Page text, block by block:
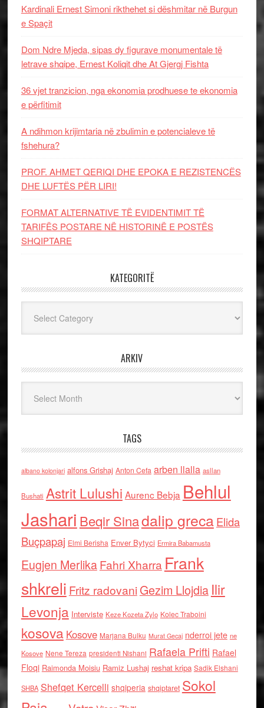
Kardinali Ernest Simoni rikthehet si dëshmitar në Burgun
e Spaçit
Dom Ndre Mjeda, sipas dy figurave monumentale të
letrave shqipe, Ernest Koliqit dhe At Gjergj Fishta
36 vjet tranzicion, nga ekonomia prodhuese te ekonomia
e përfitimit
A ndihmon krijimtaria në zbulimin e potencialeve të
fshehura?
PROF. AHMET QERIQI DHE EPOKA E REZISTENCЁS
DHE LUFTЁS PЁR LIRI!
FORMAT ALTERNATIVE TË EVIDENTIMIT TË
TARIFËS POSTARE NË HISTORINË E POSTËS
SHQIPTARE
KATEGORITË
ARKIV
TAGS
albano kolonjari alfons Grishaj Anton Cefa arben llalla asllan
Bushati Astrit Lulushi Aurenc Bebja Behlul
Jashari Beqir Sinadalip grecaElida
Buçpapaj Elmi Berisha Enver Bytyci Ermira Babamusta
Eugjen MerlikaFahri Xharra Frank
shkreli Fritz radovaniGezim Llojdia Ilir
Levonja Interviste Keze Kozeta Zylo Kolec Traboini
kosova Kosove Marjana Bulku Murat Gecaj nderroi jete ne
Kosove Nene Tereza presidenti Nishani Rafaela Prifti Rafael
Floqi Raimonda Moisiu Ramiz Lushaj reshat kripa Sadik Elshani
SHBA Shefqet Kercelli shqiperia shqiptaret Sokol